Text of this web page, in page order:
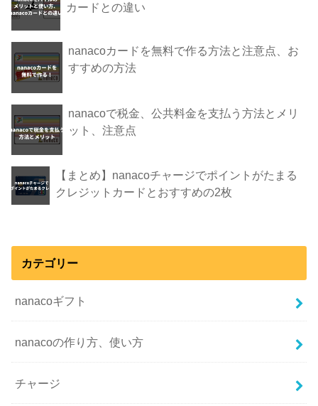
カードとの違い
nanacoカードを無料で作る方法と注意点、お
すすめの方法
nanacoで税金、公共料金を支払う方法とメリ
ット、注意点
【まとめ】nanacoチャージでポイントがたまる
クレジットカードとおすすめの2枚
カテゴリー
nanacoギフト
nanacoの作り方、使い方
チャージ